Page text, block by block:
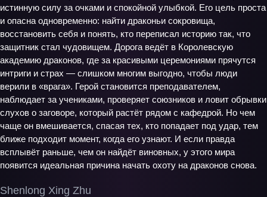
Shenlong Xing Zhu
истинную силу за очками и спокойной улыбкой. Его цель проста
и опасна одновременно: найти драконьи сокровища,
восстановить себя и понять, кто переписал историю так, что
защитник стал чудовищем. Дорога ведёт в Королевскую
академию драконов, где за красивыми церемониями прячутся
интриги и страх — слишком многим выгодно, чтобы люди
верили в «врага». Герой становится преподавателем,
наблюдает за учениками, проверяет союзников и ловит обрывки
слухов о заговоре, который растёт рядом с кафедрой. Но чем
чаще он вмешивается, спасая тех, кто попадает под удар, тем
ближе подходит момент, когда его узнают. И если правда
всплывёт раньше, чем он найдёт виновных, у этого мира
появится идеальная причина начать охоту на драконов снова.